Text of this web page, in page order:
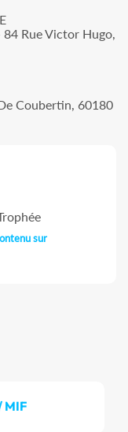
Rue Victor Hugo,
Coubertin, 60180
sur
MIF